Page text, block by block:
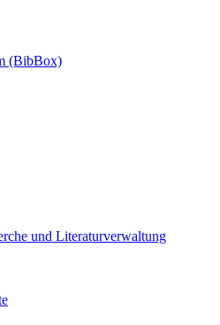
(BibBox)
und Literaturverwaltung